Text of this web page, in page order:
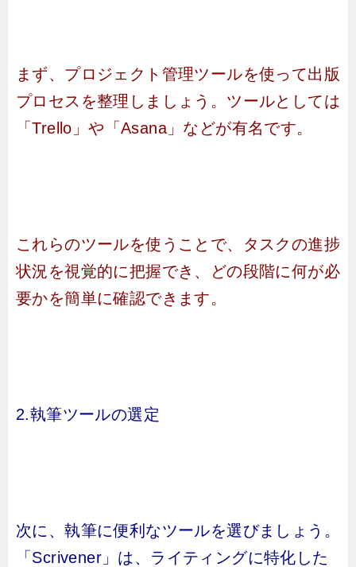
まず、プロジェクト管理ツールを使って出版
プロセスを整理しましょう。ツールとしては
「Trello」や「Asana」などが有名です。
これらのツールを使うことで、タスクの進捗
状況を視覚的に把握でき、どの段階に何が必
要かを簡単に確認できます。
2.執筆ツールの選定
次に、執筆に便利なツールを選びましょう。
「Scrivener」は、ライティングに特化した